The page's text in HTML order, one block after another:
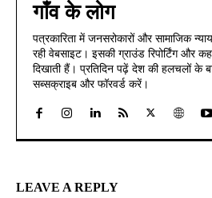
गाँव के लोग
पत्रकारिता में जनसरोकारों और सामाजिक
रही वेबसाइट। इसकी ग्राउंड रिपोर्टिंग और
दिखाती हैं। प्रतिदिन पढ़ें देश की हलचलों के
सब्सक्राइब और फॉरवर्ड करें।
LEAVE A REPLY